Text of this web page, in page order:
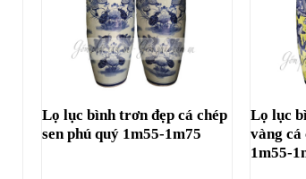
Lọ lục bình trơn đẹp cá chép
sen phú quý 1m55-1m75
Lọ lục
vàng cá
1m55-